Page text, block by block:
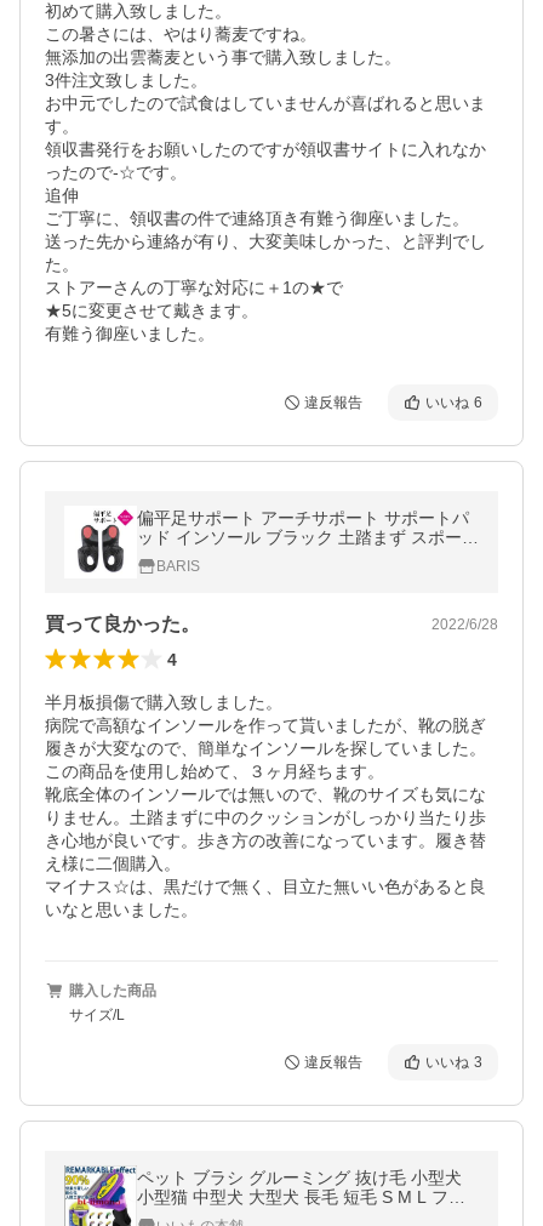
初めて購入致しました。
この暑さには、やはり蕎麦ですね。
無添加の出雲蕎麦という事で購入致しました。
3件注文致しました。
お中元でしたので試食はしていませんが喜ばれると思いま
す。
領収書発行をお願いしたのですが領収書サイトに入れなか
ったので-☆です。
追伸
ご丁寧に、領収書の件で連絡頂き有難う御座いました。
送った先から連絡が有り、大変美味しかった、と評判でし
た。
ストアーさんの丁寧な対応に＋1の★で
★5に変更させて戴きます。
有難う御座いました。
違反報告 いいね 6
偏平足サポート アーチサポート サポートパ
ッド インソール ブラック 土踏まず スポーツ
衝撃吸収 反発 立体 3D 中敷き 疲れにくい 立
ち仕事 X脚 O脚 送料無料
BARIS
買って良かった。 2022/6/28
4
半月板損傷で購入致しました。
病院で高額なインソールを作って貰いましたが、靴の脱ぎ
履きが大変なので、簡単なインソールを探していました。
この商品を使用し始めて、３ヶ月経ちます。
靴底全体のインソールでは無いので、靴のサイズも気にな
りません。土踏まずに中のクッションがしっかり当たり歩
き心地が良いです。歩き方の改善になっています。履き替
え様に二個購入。
マイナス☆は、黒だけで無く、目立た無いい色があると良
いなと思いました。
購入した商品
サイズ/L
違反報告 いいね 3
ペット ブラシ グルーミング 抜け毛 小型犬
小型猫 中型犬 大型犬 長毛 短毛 S M L ファ
ーミネーター 海外輸入品